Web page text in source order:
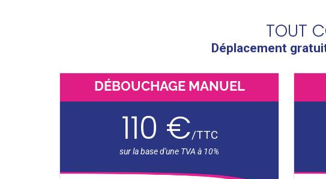
TOUT
Déplacement
DÉBOUCHAGE MANUEL
110 €/TTC